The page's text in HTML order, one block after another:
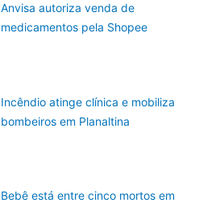
Anvisa autoriza venda de
medicamentos pela Shopee
Incêndio atinge clínica e mobiliza
bombeiros em Planaltina
Bebê está entre cinco mortos em